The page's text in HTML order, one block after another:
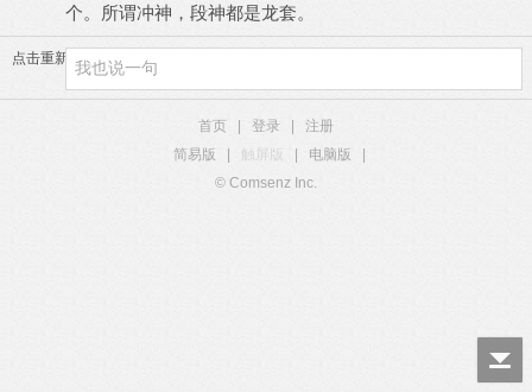
个。所谓冲神，段神都是龙套。
点击重新加载
首页 登录
注册
简易版
触屏版 电脑版
© Comsenz Inc.